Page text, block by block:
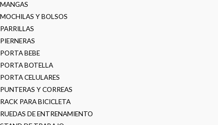
MANGAS
MOCHILAS Y BOLSOS
PARRILLAS
PIERNERAS
PORTA BEBE
PORTA BOTELLA
PORTA CELULARES
PUNTERAS Y CORREAS
RACK PARA BICICLETA
RUEDAS DE ENTRENAMIENTO